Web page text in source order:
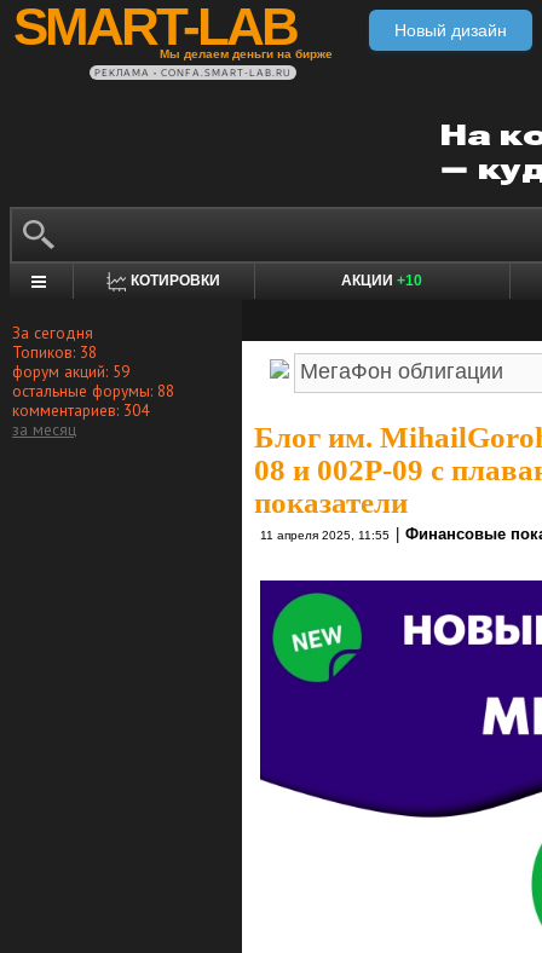
SMART-LAB
Мы делаем деньги на бирже
Новый дизайн
РЕКЛАМА • CONFA.SMART-LAB.RU
КОТИРОВКИ АКЦИИ +10
За сегодня
Топиков: 38
форум акций: 59
остальные форумы: 88
комментариев: 304
за месяц
Блог им.
08 и 002P-09 c
показатели
11 апреля 2025, 11:55 Финансовые